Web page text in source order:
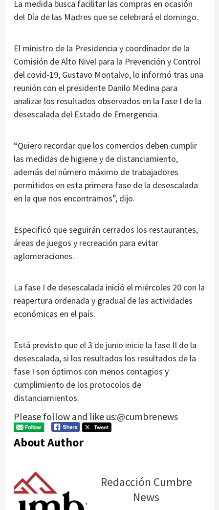
La medida busca facilitar las compras en ocasión
del Día de las Madres que se celebrará el domingo.
El ministro de la Presidencia y coordinador de la
Comisión de Alto Nivel para la Prevención y Control
del covid-19, Gustavo Montalvo, lo informó tras una
reunión con el presidente Danilo Medina para
analizar los resultados observados en la fase I de la
desescalada del Estado de Emergencia.
“Quiero recordar que los comercios deben cumplir
las medidas de higiene y de distanciamiento,
además del número máximo de trabajadores
permitidos en esta primera fase de la desescalada
en la que nos encontramos”, dijo.
Especificó que seguirán cerrados los restaurantes,
áreas de juegos y recreación para evitar
aglomeraciones.
La fase I de desescalada inició el miércoles 20 con la
reapertura ordenada y gradual de las actividades
económicas en el país.
Está previsto que el 3 de junio inicie la fase II de la
desescalada, si los resultados los resultados de la
fase I son óptimos con menos contagios y
cumplimiento de los protocolos de
distanciamientos.
Please follow and like us:@cumbrenews
About Author
Redacción Cumbre
News